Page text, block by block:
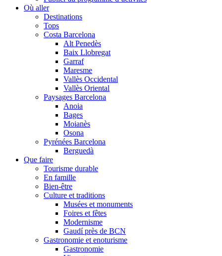
Où aller
Destinations
Tops
Costa Barcelona
Alt Penedès
Baix Llobregat
Garraf
Maresme
Vallès Occidental
Vallès Oriental
Paysages Barcelona
Anoia
Bages
Moianès
Osona
Pyrénées Barcelona
Berguedà
Que faire
Tourisme durable
En famille
Bien-être
Culture et traditions
Musées et monuments
Foires et fêtes
Modernisme
Gaudí près de BCN
Gastronomie et enoturisme
Gastronomie